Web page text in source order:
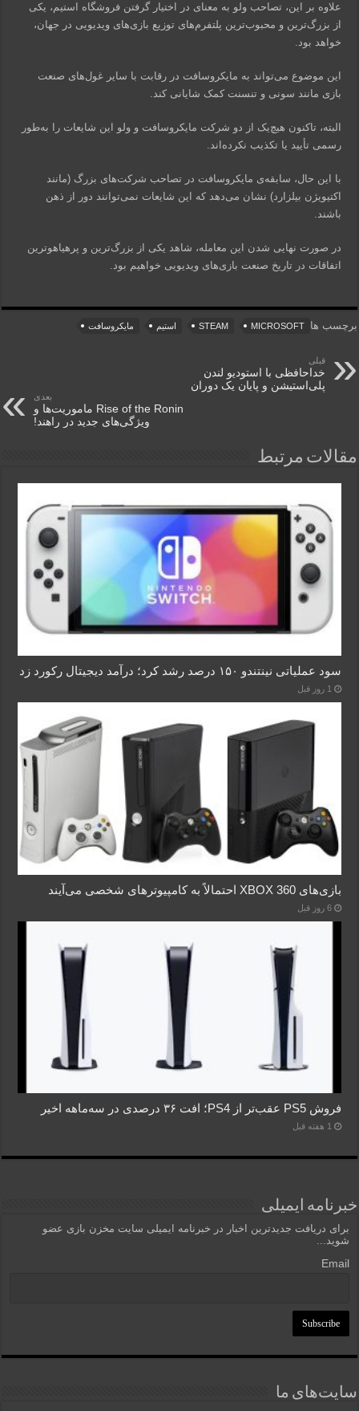
علاوه بر این، تصاحب ولو به معنای در اختیار گرفتن فروشگاه استیم، یکی
از بزرگ‌ترین و محبوب‌ترین پلتفرم‌های توزیع بازی‌های ویدیویی در جهان،
خواهد بود.
این موضوع می‌تواند به مایکروسافت در رقابت با سایر غول‌های صنعت
بازی مانند سونی و تنسنت کمک شایانی کند.
البته، تاکنون هیچ‌یک از دو شرکت مایکروسافت و ولو این شایعات را به‌طور
رسمی تأیید یا تکذیب نکرده‌اند.
با این حال، سابقه‌ی مایکروسافت در تصاحب شرکت‌های بزرگ (مانند
اکتیویژن بیلزارد) نشان می‌دهد که این شایعات نمی‌توانند دور از ذهن
باشند.
در صورت نهایی شدن این معامله، شاهد یکی از بزرگ‌ترین و پرهیاهوترین
اتفاقات در تاریخ صنعت بازی‌های ویدیویی خواهیم بود.
برچسب ها MICROSOFT
STEAM استیم مایکروسافت
قبلی
خداحافظی با استودیو لندن
پلی‌استیشن و پایان یک دوران
بعدی
Rise of the Ronin ماموریت‌ها و
ویژگی‌های جدید در راهند!
مقالات مرتبط
سود عملیاتی نینتندو ۱۵۰ درصد رشد کرد؛ درآمد دیجیتال رکورد زد
1 روز قبل
بازی‌های XBOX 360 احتمالاً به کامپیوترهای شخصی می‌آیند
6 روز قبل
فروش PS5 عقب‌تر از PS4؛ افت ۳۶ درصدی در سه‌ماهه اخیر
1 هفته قبل
خبرنامه ایمیلی
برای دریافت جدیدترین اخبار در خبرنامه ایمیلی سایت مخزن بازی عضو
شوید...
Email
سایت‌های ما